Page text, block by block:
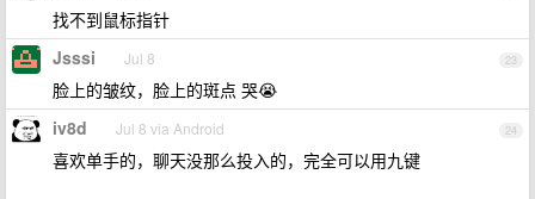
找不到鼠标指针
23
Jsssi Jul 8
脸上的皱纹，脸上的斑点 哭😭
24
iv8d Jul 8 via Android
喜欢单手的，聊天没那么投入的，完全可以用九键